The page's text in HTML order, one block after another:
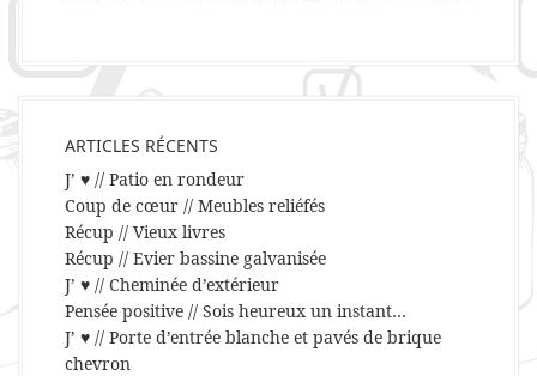
ARTICLES RÉCENTS
J’ ♥ // Patio en rondeur
Coup de cœur // Meubles reliéfés
Récup // Vieux livres
Récup // Evier bassine galvanisée
J’ ♥ // Cheminée d’extérieur
Pensée positive // Sois heureux un instant…
J’ ♥ // Porte d’entrée blanche et pavés de brique
chevron